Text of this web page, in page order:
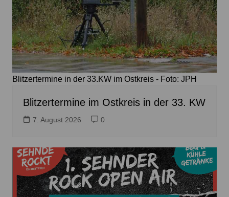
Blitzertermine in der 33.KW im Ostkreis - Foto: JPH
Blitzertermine im Ostkreis in der 33. KW
7. August 2026 0